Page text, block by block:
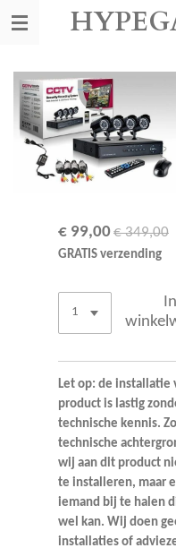
Ga
de
hoofdinhoud
€ 99,00€ 349,00
GRATIS verzending
In
Let op: de installatie
product is lastig
technische kennis.
technische
wij aan dit product
te installeren, maar
iemand bij te halen
wel kan. Wij doen
installaties of